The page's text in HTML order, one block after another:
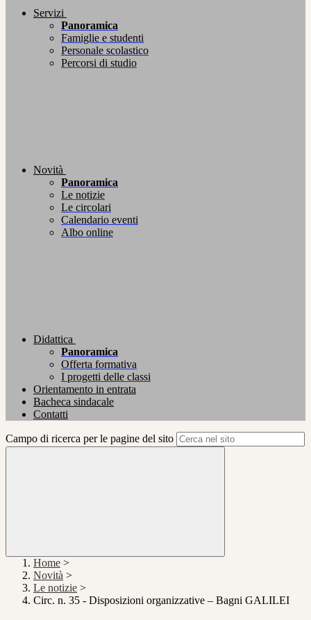
Servizi
Panoramica
Famiglie e studenti
Personale scolastico
Percorsi di studio
Novità
Panoramica
Le notizie
Le circolari
Calendario eventi
Albo online
Didattica
Panoramica
Offerta formativa
I progetti delle classi
Orientamento in entrata
Bacheca sindacale
Contatti
Campo di ricerca per le pagine del sito
Home >
Novità >
Le notizie >
Circ. n. 35 - Disposizioni organizzative – Bagni GALILEI